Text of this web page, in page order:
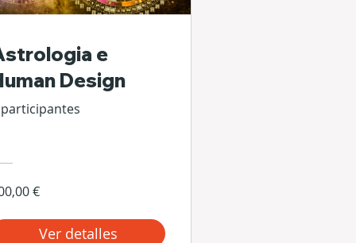
e
Design
€
Ver detalles